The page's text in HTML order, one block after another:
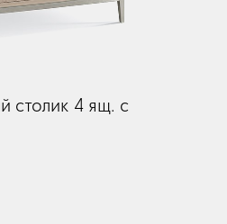
столик 4 ящ. с